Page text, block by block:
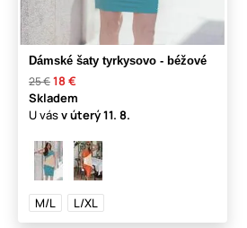
Dámské šaty tyrkysovo - béžové
25 €18 €
Skladem
U vásv úterý11. 8.
M/L L/XL